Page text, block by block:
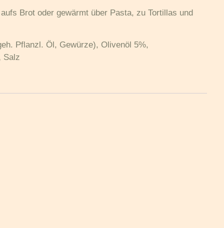
Brot oder gewärmt über Pasta, zu Tortillas und
Pflanzl. Öl, Gewürze), Olivenöl 5%,
Salz